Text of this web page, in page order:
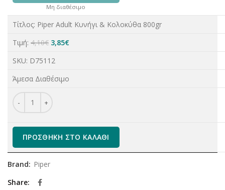
Μη διαθέσιμο
Τίτλος: Piper Adult Κυνήγι & Κολοκύθα 800gr
Τιμή: 4,10€ Original
was:
3,85€Η
SKU: D75112
Άμεσα Διαθέσιμο
ΠΡΟΣΘΉΚΗ ΣΤΟ ΚΑΛΆΘΙ
Brand: Piper
Share